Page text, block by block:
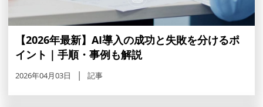
【2026年最新】AI導入の成功と失敗を分けるポ
イント｜手順・事例も解説
2026年04月03日 記事